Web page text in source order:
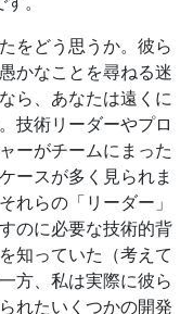
をどう思うか。彼ら
かなことを尋ねる迷
ら、あなたは遠くに
技術リーダーやプロ
ーがチームにまった
ースが多く見られま
れらの「リーダー」
のに必要な技術的背
知っていた（考えて
方、私は実際に彼ら
れたいくつかの開発